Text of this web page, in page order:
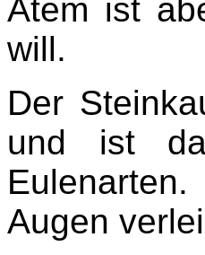
Atem ist
will.
Der
und ist
Augen